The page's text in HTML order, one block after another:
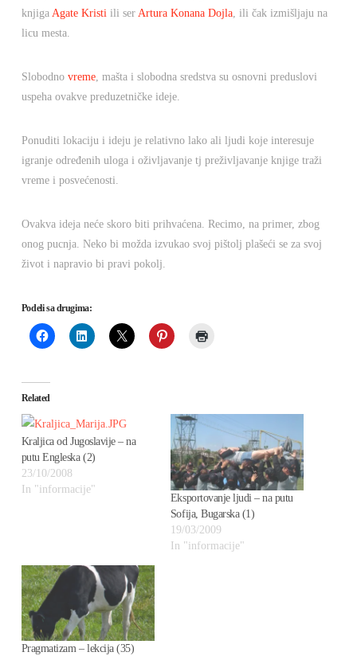
knjiga Agate Kristi ili ser Artura Konana Dojla, ili čak izmišljaju na
licu mesta.
Slobodno vreme, mašta i slobodna sredstva su osnovni preduslovi
uspeha ovakve preduzetničke ideje.
Ponuditi lokaciju i ideju je relativno lako ali ljudi koje interesuje
igranje određenih uloga i oživljavanje tj preživljavanje knjige traži
vreme i posvećenosti.
Ovakva ideja neće skoro biti prihvaćena. Recimo, na primer, zbog
onog pucnja. Neko bi možda izvukao svoj pištolj plašeći se za svoj
život i napravio bi pravi pokolj.
Podeli sa drugima:
Related
Kraljica od Jugoslavije – na
putu Engleska (2)
23/10/2008
In "informacije"
Eksportovanje ljudi – na putu
Sofija, Bugarska (1)
19/03/2009
In "informacije"
Pragmatizam – lekcija (35)